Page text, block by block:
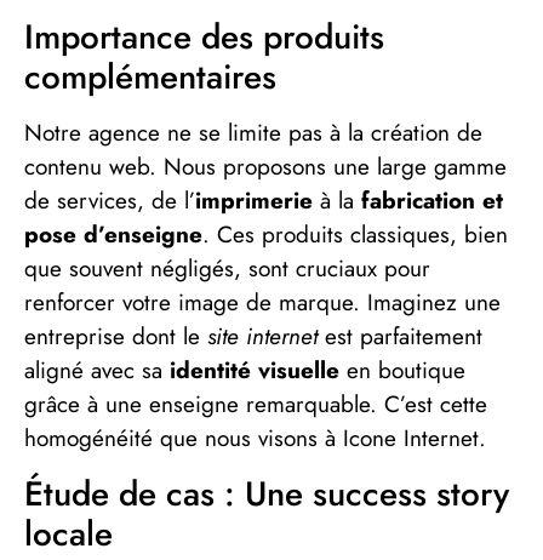
Importance des produits
complémentaires
Notre agence ne se limite pas à la création de
contenu web. Nous proposons une large gamme
de services, de l’imprimerie à la fabrication et
pose d’enseigne. Ces produits classiques, bien
que souvent négligés, sont cruciaux pour
renforcer votre image de marque. Imaginez une
entreprise dont le site internetest parfaitement
aligné avec sa identité visuelle en boutique
grâce à une enseigne remarquable. C’est cette
homogénéité que nous visons à Icone Internet.
Étude de cas : Une success story
locale